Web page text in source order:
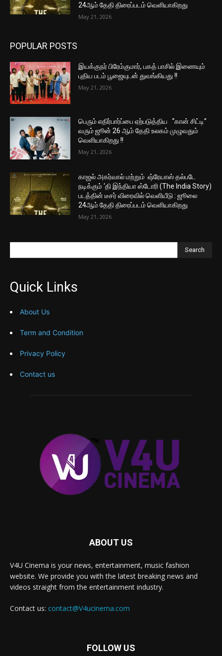
24ஆம் தேதி திரைப்படம் வெளியாகிறது
May 21, 2026
POPULAR POSTS
இயக்குநர் பிரேம்குமார், பகத் பாசில் இணையும்
புதிய படம் பூஜையுடன் துவங்கியது !!
May 21, 2026
பெரும் எதிர்பார்ப்பை ஏற்படுத்திய “கான் சிட்டி”
வரும் ஜூன் 26 ஆம் தேதி உலகம் முழுவதும்
வெளியாகிறது !!
May 21, 2026
காஜல் அகர்வால் மற்றும் ஷ்ரேயாஸ் தல்படே
நடிக்கும் ‘தி இந்தியா ஸ்டோரி (The India Story)
படத்தின் டீசர் விரைவில் வெளியீடு : ஜூலை
24ஆம் தேதி திரைப்படம் வெளியாகிறது
May 21, 2026
Search
Quick Links
About Us
Term and Condition
Privacy Policy
Contact us
ABOUT US
V4U Cinema is your news, entertainment, music fashion
website. We provide you with the latest breaking news and
videos straight from the entertainment industry.
Contact us: contact@V4ucinema.com
FOLLOW US